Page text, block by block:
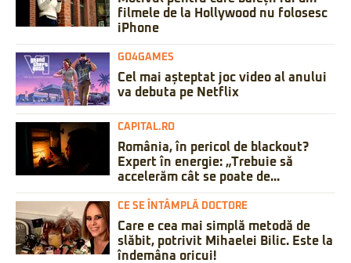
filmele de la Hollywood nu folosesc
iPhone
GO4GAMES
Cel mai așteptat joc video al anului
va debuta pe Netflix
CAPITAL.RO
România, în pericol de blackout?
Expert în energie: „Trebuie să
accelerăm cât se poate de...
CE SE ÎNTÂMPLĂ DOCTORE
Care e cea mai simplă metodă de
slăbit, potrivit Mihaelei Bilic. Este la
îndemâna oricui!